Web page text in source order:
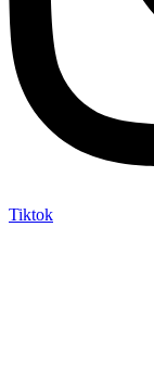
Tiktok